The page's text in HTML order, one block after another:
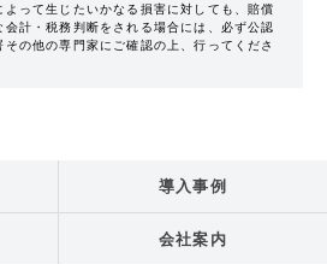
よって生じたいかなる損害に対しても、賠償
計・税務判断をされる場合には、必ず公認
の他の専門家にご確認の上、行ってくださ
導入事例
会社案内